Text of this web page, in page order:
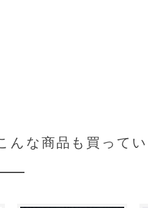
んな商品も買って